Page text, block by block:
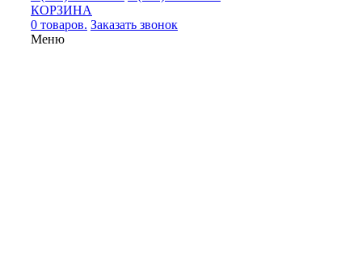
КОРЗИНА
0 товаров. Заказать звонок
Меню